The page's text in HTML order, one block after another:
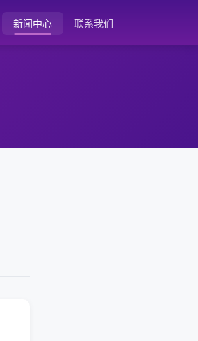
新闻中心 联系我们